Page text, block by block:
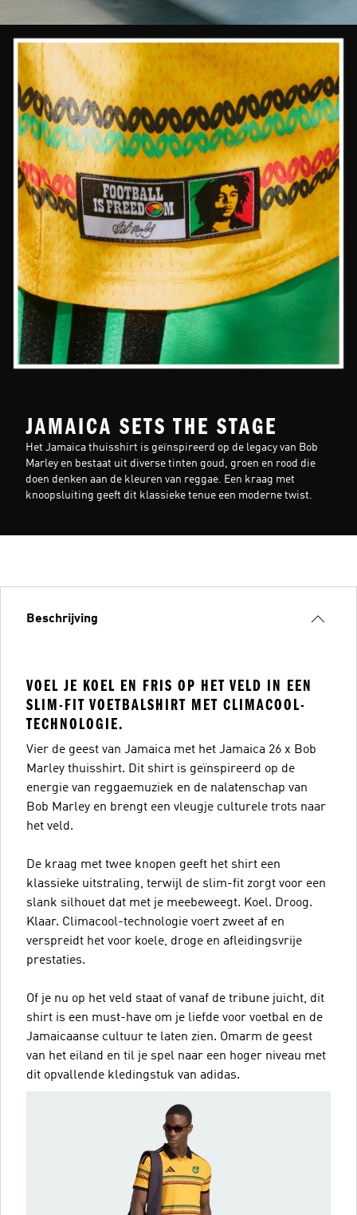
JAMAICA SETS THE STAGE
Het Jamaica thuisshirt is geïnspireerd op de legacy van Bob
Marley en bestaat uit diverse tinten goud, groen en rood die
doen denken aan de kleuren van reggae. Een kraag met
knoopsluiting geeft dit klassieke tenue een moderne twist.
Beschrijving
VOEL JE KOEL EN FRIS OP HET VELD IN EEN
SLIM-FIT VOETBALSHIRT MET CLIMACOOL-
TECHNOLOGIE.
Vier de geest van Jamaica met het Jamaica 26 x Bob
Marley thuisshirt. Dit shirt is geïnspireerd op de
energie van reggaemuziek en de nalatenschap van
Bob Marley en brengt een vleugje culturele trots naar
het veld.
De kraag met twee knopen geeft het shirt een
klassieke uitstraling, terwijl de slim-fit zorgt voor een
slank silhouet dat met je meebeweegt. Koel. Droog.
Klaar. Climacool-technologie voert zweet af en
verspreidt het voor koele, droge en afleidingsvrije
prestaties.
Of je nu op het veld staat of vanaf de tribune juicht, dit
shirt is een must-have om je liefde voor voetbal en de
Jamaicaanse cultuur te laten zien. Omarm de geest
van het eiland en til je spel naar een hoger niveau met
dit opvallende kledingstuk van adidas.